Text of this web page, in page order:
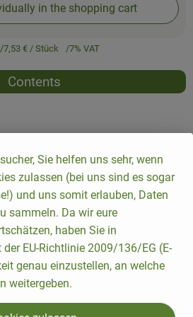
in the shopping cart
7,53 € / Stück 7% VAT
Contents
, association:
, certification authority:
DE-ÖKO-001
Sie helfen uns sehr, wenn
zulassen (bei uns sind es sogar
und uns somit erlauben, Daten
sammeln. Da wir eure
haben Sie in
EU-Richtlinie 2009/136/EG (E-
genau einzustellen, an welche
weitergeben.